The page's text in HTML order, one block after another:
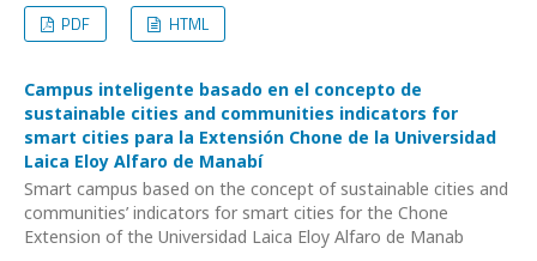
PDF
HTML
Campus inteligente basado en el concepto de
sustainable cities and communities indicators for
smart cities para la Extensión Chone de la Universidad
Laica Eloy Alfaro de Manabí
Smart campus based on the concept of sustainable cities and
communities’ indicators for smart cities for the Chone
Extension of the Universidad Laica Eloy Alfaro de Manab